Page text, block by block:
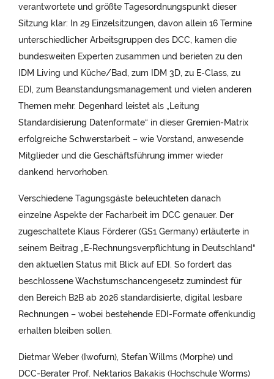
verantwortete und größte Tagesordnungspunkt dieser
Sitzung klar: In 29 Einzelsitzungen, davon allein 16 Termine
unterschiedlicher Arbeitsgruppen des DCC, kamen die
bundesweiten Experten zusammen und berieten zu den
IDM Living und Küche/Bad, zum IDM 3D, zu E-Class, zu
EDI, zum Beanstandungsmanagement und vielen anderen
Themen mehr. Degenhard leistet als „Leitung
Standardisierung Datenformate“ in dieser Gremien-Matrix
erfolgreiche Schwerstarbeit – wie Vorstand, anwesende
Mitglieder und die Geschäftsführung immer wieder
dankend hervorhoben.
Verschiedene Tagungsgäste beleuchteten danach
einzelne Aspekte der Facharbeit im DCC genauer. Der
zugeschaltete Klaus Förderer (GS1 Germany) erläuterte in
seinem Beitrag „E-Rechnungsverpflichtung in Deutschland“
den aktuellen Status mit Blick auf EDI. So fordert das
beschlossene Wachstumschancengesetz zumindest für
den Bereich B2B ab 2026 standardisierte, digital lesbare
Rechnungen – wobei bestehende EDI-Formate offenkundig
erhalten bleiben sollen.
Dietmar Weber (Iwofurn), Stefan Willms (Morphe) und
DCC-Berater Prof. Nektarios Bakakis (Hochschule Worms)